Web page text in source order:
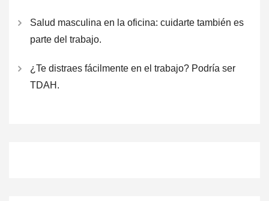
Salud masculina en la oficina: cuidarte también es
parte del trabajo.
¿Te distraes fácilmente en el trabajo? Podría ser
TDAH.